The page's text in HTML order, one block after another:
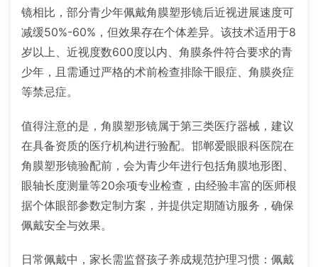
镜相比，部分青少年佩戴角膜塑形镜后近视进展速度可
减缓50%-60%，但效果存在个体差异。该技术适用于8
岁以上、近视度数600度以内、角膜条件符合要求的青
少年，且需通过严格的术前检查排除干眼症、角膜炎症
等禁忌症。
值得注意的是，角膜塑形镜属于第三类医疗器械，建议
在具备资质的医疗机构进行验配。邯郸爱眼眼科医院在
角膜塑形镜验配前，会为青少年进行包括角膜地形图、
眼轴长度测量等20余项专业检查，由经验丰富的医师根
据个体眼部参数定制方案，并提供定期随访服务，确保
佩戴安全与效果。
日常佩戴中，家长需监督孩子养成规范护理习惯：佩戴